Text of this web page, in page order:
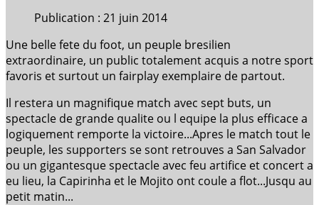
Publication : 21 juin 2014
Une belle fete du foot, un peuple bresilien
extraordinaire, un public totalement acquis a notre sport
favoris et surtout un fairplay exemplaire de partout.
Il restera un magnifique match avec sept buts, un
spectacle de grande qualite ou l equipe la plus efficace a
logiquement remporte la victoire...Apres le match tout le
peuple, les supporters se sont retrouves a San Salvador
ou un gigantesque spectacle avec feu artifice et concert a
eu lieu, la Capirinha et le Mojito ont coule a flot...Jusqu au
petit matin...